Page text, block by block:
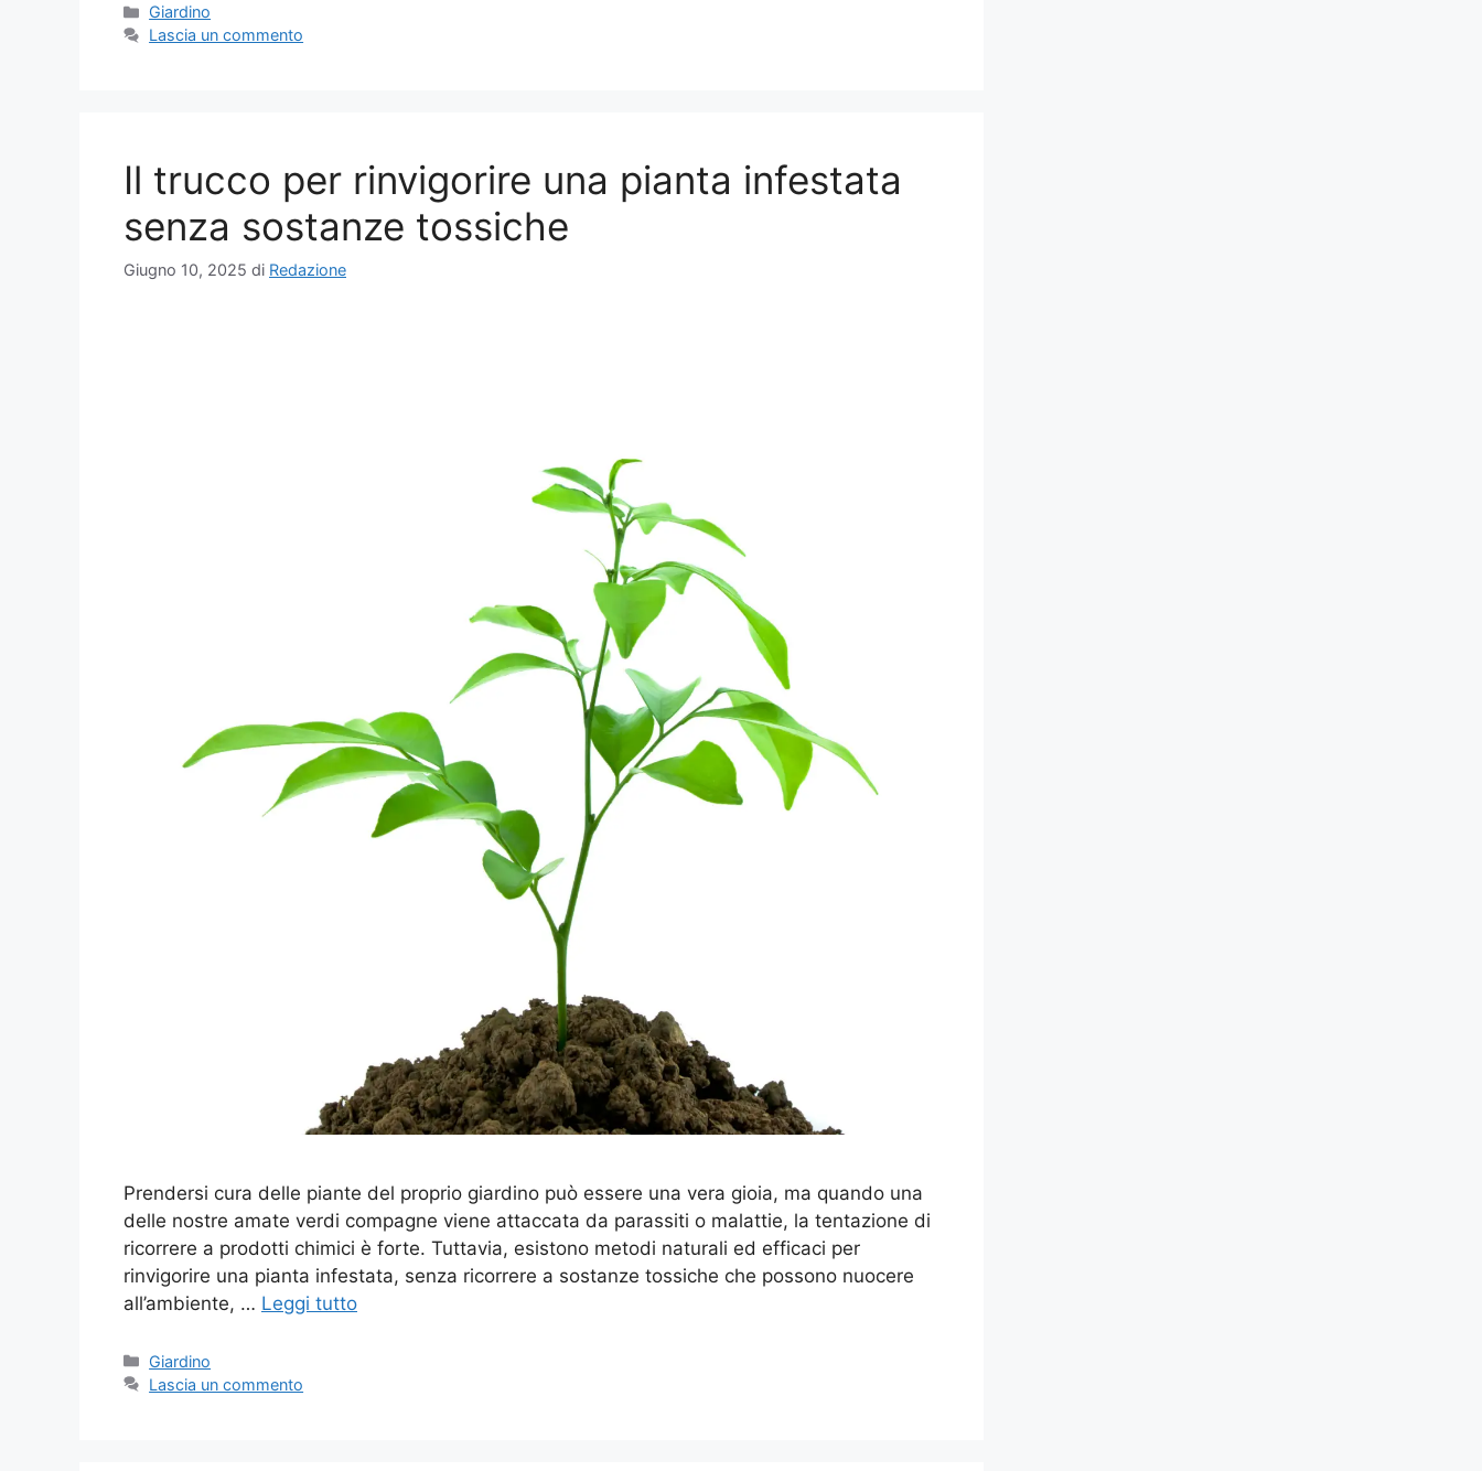
Categorie
Giardino
Lascia un commento
Il trucco per rinvigorire una pianta infestata
senza sostanze tossiche
Giugno 10, 2025 di Redazione
Prendersi cura delle piante del proprio giardino può essere una vera gioia, ma quando una
delle nostre amate verdi compagne viene attaccata da parassiti o malattie, la tentazione di
ricorrere a prodotti chimici è forte. Tuttavia, esistono metodi naturali ed efficaci per
rinvigorire una pianta infestata, senza ricorrere a sostanze tossiche che possono nuocere
all’ambiente, … Leggi tutto
Categorie
Giardino
Lascia un commento